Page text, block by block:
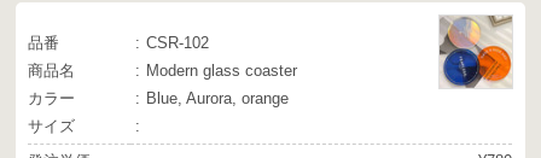
品番
CSR-102
商品名
Modern glass coaster
カラー
Blue, Aurora, orange
サイズ